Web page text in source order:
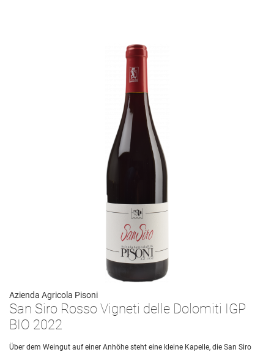
Azienda Agricola Pisoni
San Siro Rosso Vigneti delle Dolomiti IGP
BIO 2022
Über dem Weingut auf einer Anhöhe steht eine kleine Kapelle, die San Siro